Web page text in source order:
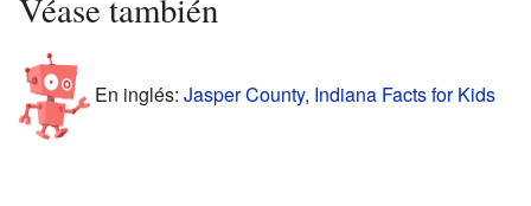
Véase también
En inglés: Jasper County, Indiana Facts for Kids